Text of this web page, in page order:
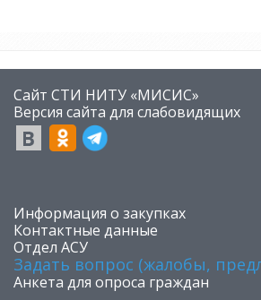
Сайт СТИ НИТУ «МИСИС»
​Версия сайта для слабовидящих
​Информация о закупках
Контактные данные
Отдел АСУ
Задать вопрос (жалобы,
Анкета для опроса граждан